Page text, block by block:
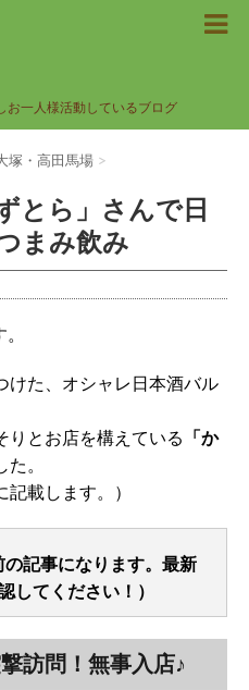
お一人様活動しているブログ
塚・高田馬場 >
とら」さんで日
まみ飲み
けた、オシャレ日本酒バル
りとお店を構えている 「か
。
記載します。）
記事になります。最新
してください！）
訪問！無事入店♪